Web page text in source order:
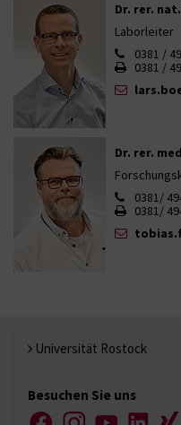
Dr. rer.
Laborleiter
0381 /
0381 /
Dr. rer.
0381/
0381/
Universität Rostock
Besuchen Sie uns